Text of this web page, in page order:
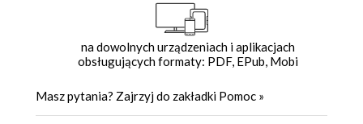
na dowolnych urządzeniach i aplikacjach
obsługujących formaty: PDF, EPub, Mobi
Masz pytania? Zajrzyj do zakładki Pomoc »